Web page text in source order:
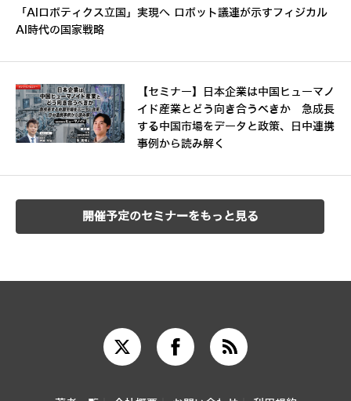
「AIロボティクス立国」実現へ ロボット議連が示すフィジカル
AI時代の国家戦略
【セミナー】日本企業は中国ヒューマノ
イド産業とどう向き合うべきか 急成長
する中国市場をデータと政策、日中連携
事例から読み解く
開催予定のセミナーをもっと見る